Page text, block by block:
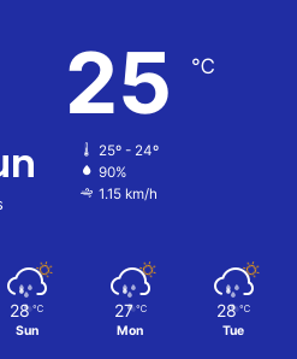
25 ℃
25º - 24º
90%
1.15 km/h
28 ℃
Sun
27 ℃
Mon
28 ℃
Tue